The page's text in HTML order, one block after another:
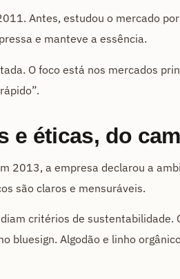
Antes, estudou o mercado
e manteve a essência.
O foco está nos mercados
e éticas, do
2013, a empresa declarou a
são claros e mensuráveis.
critérios de sustentabilidade.
bluesign. Algodão e linho